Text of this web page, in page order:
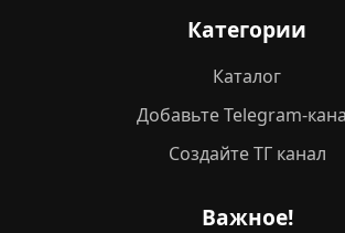
Категории
Каталог
Добавьте Telegram-
Создайте ТГ канал
Важное!